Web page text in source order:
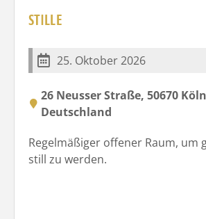
STILLE
25. Oktober 2026
26 Neusser Straße, 50670
Deutschland
Regelmäßiger offener Raum, um
still zu werden.